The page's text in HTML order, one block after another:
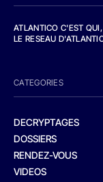
ATLANTICO C'EST
LE RESEAU
CATEGORIES
DECRYPTAGES
DOSSIERS
RENDEZ-VOUS
VIDEOS